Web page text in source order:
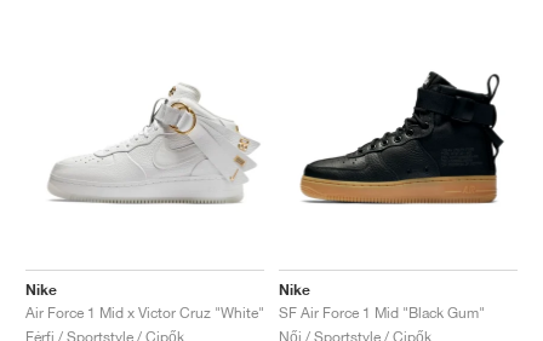
Nike
Air Force 1 Mid x Victor Cruz "White"
Férfi / Sportstyle / Cipők
Nike
SF Air Force 1 Mid "Black Gum"
Női / Sportstyle / Cipők